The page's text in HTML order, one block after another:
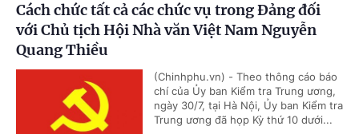
Cách chức tất cả các chức vụ trong Đảng đối
với Chủ tịch Hội Nhà văn Việt Nam Nguyễn
Quang Thiều
(Chinhphu.vn) - Theo thông cáo báo
chí của Ủy ban Kiểm tra Trung ương,
ngày 30/7, tại Hà Nội, Ủy ban Kiểm tra
Trung ương đã họp Kỳ thứ 10 dưới...